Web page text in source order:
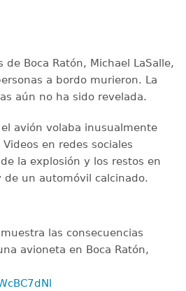
de Boca Ratón, Michael LaSalle,
a bordo murieron. La
aún no ha sido revelada.
avión volaba inusualmente
en redes sociales
la explosión y los restos en
de un automóvil calcinado.
muestra las consecuencias
avioneta en Boca Ratón,